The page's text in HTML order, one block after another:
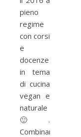
pieno
regime
con corsi
e
docenze
in tema
di cucina
vegan e
naturale
🙂 .
Combinare